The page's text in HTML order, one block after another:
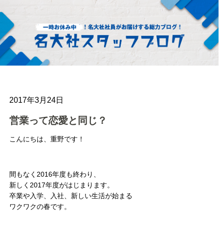
2017年3月24日
営業って恋愛と同じ？
こんにちは、重野です！
間もなく2016年度も終わり、
新しく2017年度がはじまります。
卒業や入学、入社、新しい生活が始まる
ワクワクの春です。